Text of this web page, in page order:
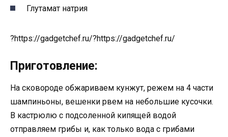
Глутамат натрия
?https://gadgetchef.ru/?https://gadgetchef.ru/
Приготовление:
На сковороде обжариваем кунжут, режем на 4 части
шампиньоны, вешенки рвем на небольшие кусочки.
В кастрюлю с подсоленной кипящей водой
отправляем грибы и, как только вода с грибами